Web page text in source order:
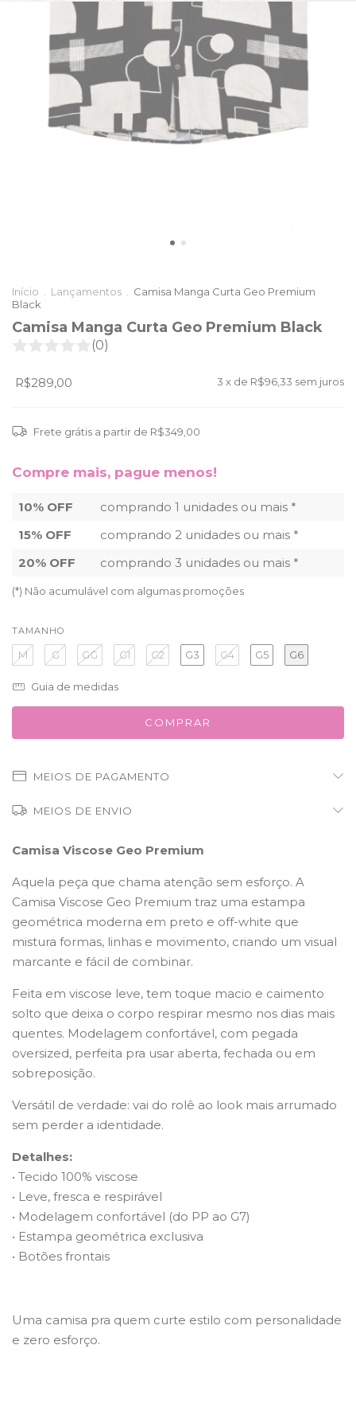
Início Lançamentos
Camisa Manga Curta Geo Premium
Black
Camisa Manga Curta Geo Premium Black
(0)
R$289,00 3 x de R$96,33 sem juros
Frete grátis a partir de R$349,00
Compre mais, pague menos!
10% OFF
comprando 1 unidades ou mais *
15% OFF
comprando 2 unidades ou mais *
20% OFF
comprando 3 unidades ou mais *
(*) Não acumulável com algumas promoções
TAMANHO
M G GG G1 G2 G3 G4 G5 G6
Guia de medidas
MEIOS DE PAGAMENTO
MEIOS DE ENVIO
Camisa Viscose Geo Premium
Aquela peça que chama atenção sem esforço. A
Camisa Viscose Geo Premium traz uma estampa
geométrica moderna em preto e off-white que
mistura formas, linhas e movimento, criando um visual
marcante e fácil de combinar.
Feita em viscose leve, tem toque macio e caimento
solto que deixa o corpo respirar mesmo nos dias mais
quentes. Modelagem confortável, com pegada
oversized, perfeita pra usar aberta, fechada ou em
sobreposição.
Versátil de verdade: vai do rolê ao look mais arrumado
sem perder a identidade.
Detalhes:
• Tecido 100% viscose
• Leve, fresca e respirável
• Modelagem confortável (do PP ao G7)
• Estampa geométrica exclusiva
• Botões frontais
Uma camisa pra quem curte estilo com personalidade
e zero esforço.